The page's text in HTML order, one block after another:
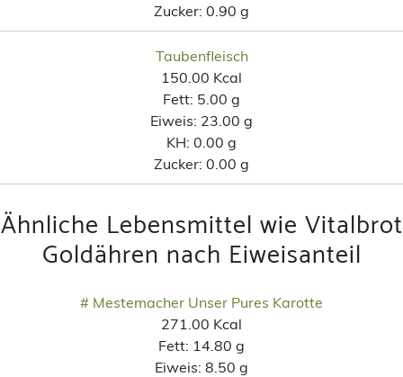
Zucker: 0.90 g
Taubenfleisch
150.00 Kcal
Fett: 5.00 g
Eiweis: 23.00 g
KH: 0.00 g
Zucker: 0.00 g
Ähnliche Lebensmittel wie Vitalbrot
Goldähren nach Eiweisanteil
# Mestemacher Unser Pures Karotte
271.00 Kcal
Fett: 14.80 g
Eiweis: 8.50 g